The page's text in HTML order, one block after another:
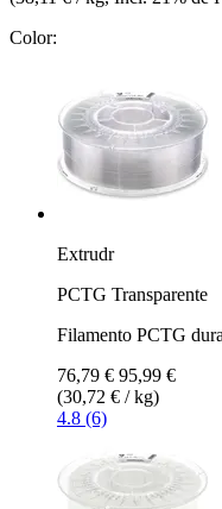
Color:
Extrudr
PCTG Transparente
Filamento PCTG
76,79 € 95,99 €
(30,72 € / kg)
4.8 (6)